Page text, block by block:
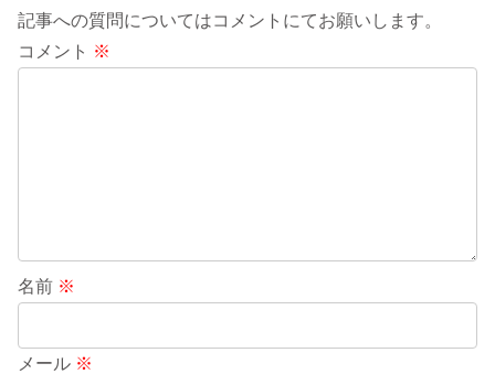
記事への質問についてはコメントにてお願いします。
コメント ※
名前 ※
メール ※